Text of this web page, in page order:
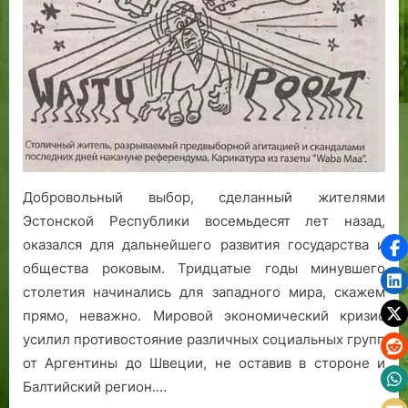
Добровольный выбор, сделанный жителями
Эстонской Республики восемьдесят лет назад,
оказался для дальнейшего развития государства и
общества роковым. Тридцатые годы минувшего
столетия начинались для западного мира, скажем
прямо, неважно. Мировой экономический кризис
усилил противостояние различных социальных групп
от Аргентины до Швеции, не оставив в стороне и
Балтийский регион.…